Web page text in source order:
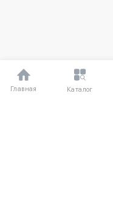
Главная Каталог